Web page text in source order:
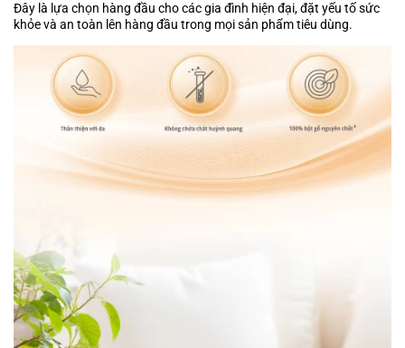
Đây là lựa chọn hàng đầu cho các gia đình hiện đại, đặt yếu tố sức
khỏe và an toàn lên hàng đầu trong mọi sản phẩm tiêu dùng.